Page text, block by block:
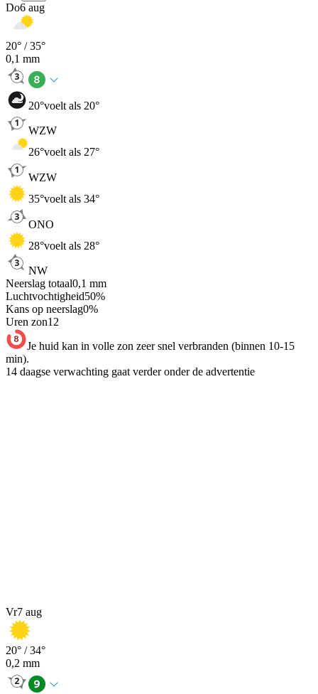
Do6 aug
20° /35°
0,1 mm
20°voelt als 20°
WZW
26°voelt als 27°
WZW
35°voelt als 34°
ONO
28°voelt als 28°
NW
Neerslag totaal0,1 mm
Luchtvochtigheid50%
Kans op neerslag0%
Uren zon12
Je huid kan in volle zon zeer snel verbranden (binnen 10-15
min).
14 daagse verwachting gaat verder onder de advertentie
Vr7 aug
20° /34°
0,2 mm